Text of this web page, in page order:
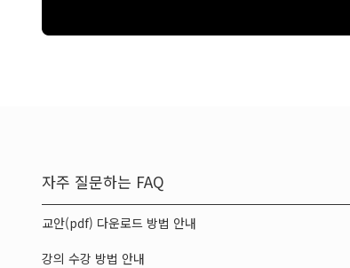
자주 질문하는 FAQ
교안(pdf) 다운로드 방법 안내
강의 수강 방법 안내